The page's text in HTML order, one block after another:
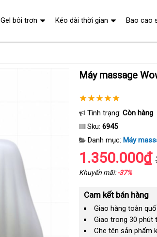
Máy massage
Tình trạng: Còn hàng
Sku: 6945
Danh mục: Máy
1.350.000₫
Khuyến mãi:-37%
Cam kết bán hàng
Giao hàng toàn
Giao trong 30 phút
Che tên sản phẩm
Gel bôi trơn Kéo dài thời gian Bao cao